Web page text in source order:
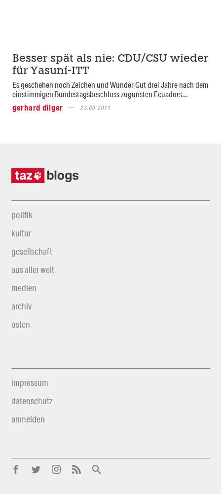
Besser spät als nie: CDU/CSU wieder
für Yasuní-ITT
Es geschehen noch Zeichen und Wunder Gut drei Jahre nach dem
einstimmigen Bundestagsbeschluss zugunsten Ecuadors...
gerhard dilger
23.09.2011
politik
kultur
gesellschaft
aus aller welt
medien
archiv
osten
impressum
datenschutz
anmelden